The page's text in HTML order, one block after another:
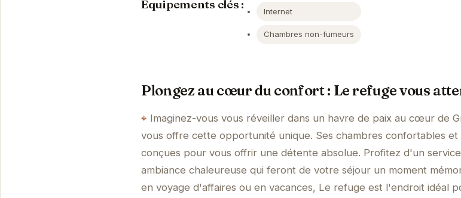
Équipements clés : Internet
Chambres non-fumeurs
Plongez au cœur du confort : Le refuge vous
Imaginez-vous vous réveiller dans un havre de paix au cœur de
vous offre cette opportunité unique. Ses chambres confortables et
conçues pour vous offrir une détente absolue. Profitez d'un
ambiance chaleureuse qui feront de votre séjour un moment
en voyage d'affaires ou en vacances, Le refuge est l'endroit idéal